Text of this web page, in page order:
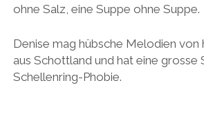
ohne Salz, eine Suppe ohne Suppe.
Denise mag hübsche Melodien von
aus Schottland und hat eine grosse
Schellenring-Phobie.